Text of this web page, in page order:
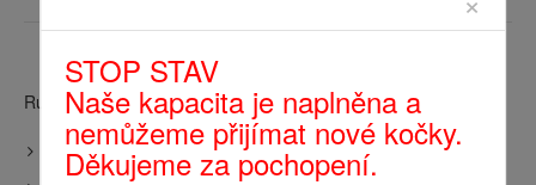
Rubriky příspěvků
Články
STOP STAV
Naše kapacita je naplněna a
nemůžeme přijímat nové kočky.
Děkujeme za pochopení.